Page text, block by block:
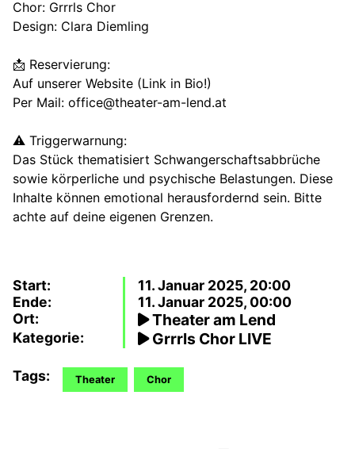
Chor: Grrrls Chor
Design: Clara Diemling
📩 Reservierung:
Auf unserer Website (Link in Bio!)
Per Mail: office@theater-am-lend.at
⚠️ Triggerwarnung:
Das Stück thematisiert Schwangerschaftsabbrüche
sowie körperliche und psychische Belastungen. Diese
Inhalte können emotional herausfordernd sein. Bitte
achte auf deine eigenen Grenzen.
Start:
11. Januar 2025, 20:00
Ende:
11. Januar 2025, 00:00
Ort:
Theater am Lend
Kategorie: Grrrls Chor LIVE
Tags: Theater Chor